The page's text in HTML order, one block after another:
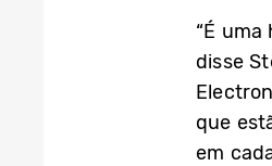
“É
disse
que
em